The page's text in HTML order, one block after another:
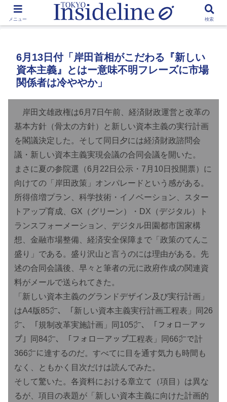
by Toshikawa Takao
6月13日付「岸田首相がこだわる『新しい
資本主義』とはー意味不明フレーズに市場
関係者は冷ややか」
岸田文雄政権は6月7日午前、経済財政運営と改革の
基本方針（骨太の方針）と新しい資本主義の実行計画
を閣議決定した。そして同日夕には経済財政諮問会
議・新しい資本主義実現会議の合同会議を開いた。
まさに夏の参院選（6月22日公示・7月10日投開票）に
向けての「岸田政策」オンパレードという感がある。
所得倍増プラン、科学技術・イノベーション、スター
トアップ育成、GX（グリーン）・DX（デジタル）ト
ランスフォーメーション、デジタル田園都市国家構
想、金融市場整備、経済安全保障まで「政策のてんこ
盛り」である。盛り沢山と言うのには理由がある。先
述の合同会議後、早々と筆者の元に政府作成の関連資
料がメールで送られてきた。
「新しい資本主義のグランドデザイン及び実行計画」
はA4版85㌻、「新しい資本主義実行計画工程表」同26
㌻、「規制改革実施計画」同105㌻、「フォローアッ
プ」同84㌻、「フォローアップ工程表」同66㌻で計
366㌻に達するのだ。すべてに目を通す気力も時間も
なく、ともかく目次だけは読んでみた。
そして驚いた。各資料における章立て（項目）は異な
るが、項目の表題が「新しい資本主義に向けた計画的
メニュー 検索